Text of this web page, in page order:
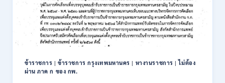
บรรจุ
เป็น
พนักงาน
รัฐวิสาหกิจ
16
/
ป.ตรี
ข้าราชการ |ข้าราชการ กรุงเทพมหานคร | หางานราชการ |ไม่ต้อง
ผ่าน ภาค ก ของ กพ.